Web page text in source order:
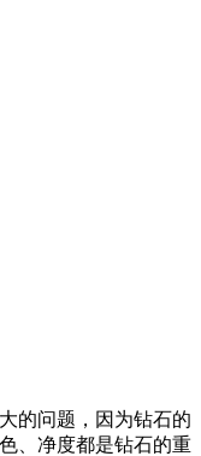
的问题，因为钻石的
、净度都是钻石的重